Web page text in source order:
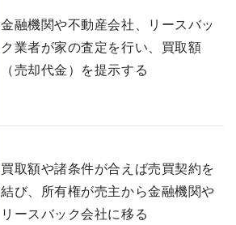
金融機関や不動産会社、リースバッ
ク業者が家の査定を行い、買取額
（売却代金）を提示する
買取額や諸条件が合えば売買契約を
結び、所有権が売主から金融機関や
リースバック会社に移る